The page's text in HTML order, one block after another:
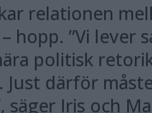
relationen
hopp. ”Vi lever
politisk
därför
säger Iris och